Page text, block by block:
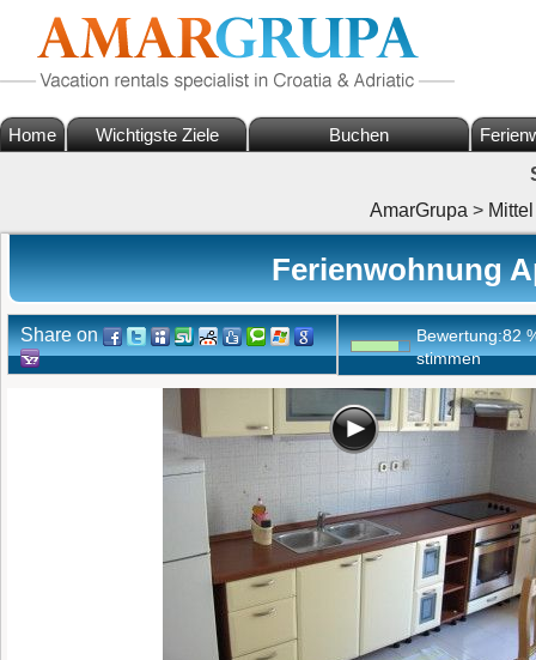
Home Wichtigste Ziele Buchen
AmarGrupa >
Ferienwohnung
Share on Bewertung:82
stimmen